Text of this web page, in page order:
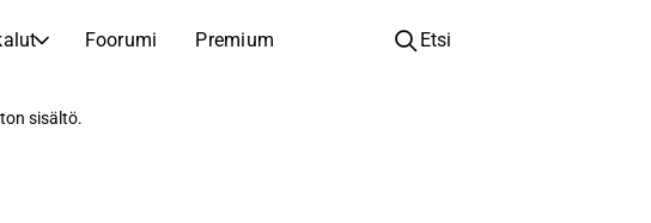
Foorumi Premium
YHTIÖT
OPI SIJOITTAMISESTA
Etsi
sisältö.